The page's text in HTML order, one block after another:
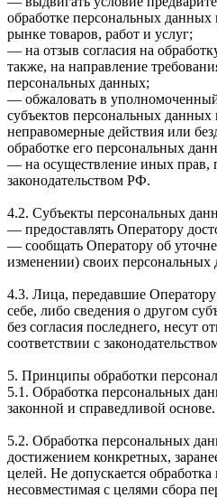
обработке персональных
рынке товаров, работ и услуг;
— на отзыв согласия на
также, на направление
персональных данных;
— обжаловать в
субъектов персональных данных
неправомерные действия или
обработке его персональных
— на осуществление иных прав,
законодательством РФ.
4.2. Субъекты персональных
— предоставлять Оператору
— сообщать Оператору об
изменении) своих персональных
4.3. Лица, передавшие
себе, либо сведения о другом
без согласия последнего, несут
соответствии с
5. Принципы обработки
5.1. Обработка персональных
законной и справедливой основе.
5.2. Обработка персональных
достижением конкретных,
целей. Не допускается
несовместимая с целями сбора